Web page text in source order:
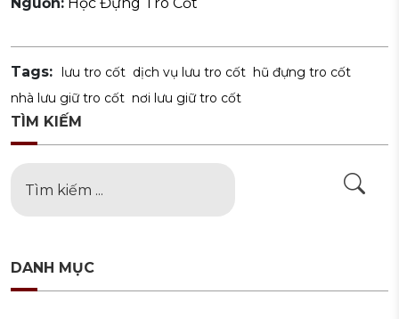
Nguồn: Hộc Đựng Tro Cốt
Tags: lưu tro cốt dịch vụ lưu tro cốt hũ đựng tro cốt
nhà lưu giữ tro cốt nơi lưu giữ tro cốt
TÌM KIẾM
DANH MỤC